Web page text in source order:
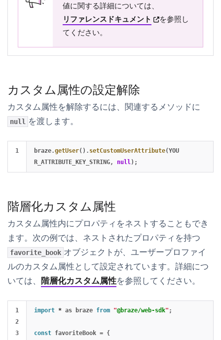
値に関する詳細については、
リファレンスドキュメント (opens in new tab)
を参照し
てください。
カスタム属性の設定解除
カスタム属性を解除するには、関連するメソッドに
null を渡します。
braze.getUser(). setCustomUserAttribute(YOU
R_ATTRIBUTE_KEY_STRING, null );
階層化カスタム属性
カスタム属性内にプロパティをネストすることもでき
ます。次の例では、ネストされたプロパティを持つ
favorite_book オブジェクトが、ユーザープロファイ
ルのカスタム属性として設定されています。詳細につ
いては、 階層化カスタム属性を参照してください。
1
2
3
import * as braze from "@braze/web-sdk" ;
const favoriteBook = {